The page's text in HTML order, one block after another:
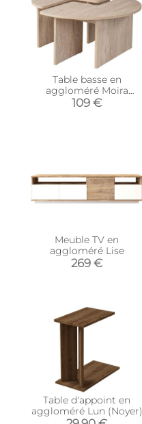
Table basse en
aggloméré Moira
(Travertine)
109 €
Meuble TV en
aggloméré Lise
269 €
Table d'appoint en
aggloméré Lun (Noyer)